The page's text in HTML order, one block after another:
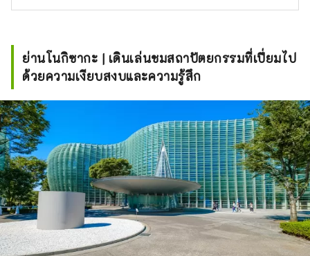
ย่านโนกิซากะ | เดินเล่นชมสถาปัตยกรรมที่เปี่ยมไป
ด้วยความเงียบสงบและความรู้สึก